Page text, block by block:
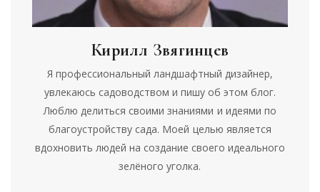
Кирилл Звягинцев
Я профессиональный ландшафтный дизайнер,
увлекаюсь садоводством и пишу об этом блог.
Люблю делиться своими знаниями и идеями по
благоустройству сада. Моей целью является
вдохновить людей на создание своего идеального
зелёного уголка.